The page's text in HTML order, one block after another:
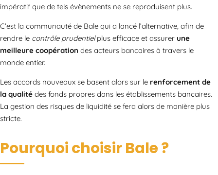
impératif que de tels évènements ne se reproduisent plus.
C’est la communauté de Bale qui a lancé l’alternative, afin de
rendre le contrôle prudentielplus efficace et assurer une
meilleure coopération des acteurs bancaires à travers le
monde entier.
Les accords nouveaux se basent alors sur le renforcement de
la qualité des fonds propres dans les établissements bancaires.
La gestion des risques de liquidité se fera alors de manière plus
stricte.
Pourquoi choisir Bale ?